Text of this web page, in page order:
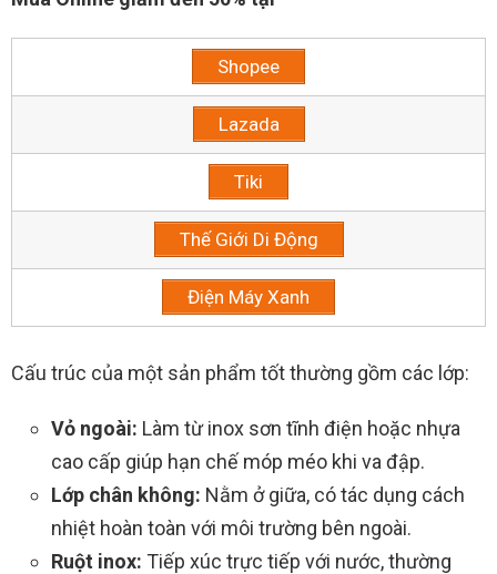
Shopee
Lazada
Tiki
Thế Giới Di Động
Điện Máy Xanh
Cấu trúc của một sản phẩm tốt thường gồm các lớp:
Vỏ ngoài: Làm từ inox sơn tĩnh điện hoặc nhựa
cao cấp giúp hạn chế móp méo khi va đập.
Lớp chân không: Nằm ở giữa, có tác dụng cách
nhiệt hoàn toàn với môi trường bên ngoài.
Ruột inox: Tiếp xúc trực tiếp với nước, thường